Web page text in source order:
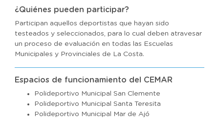
¿Quiénes pueden participar?
Participan aquellos deportistas que hayan sido
testeados y seleccionados, para lo cual deben atravesar
un proceso de evaluación en todas las Escuelas
Municipales y Provinciales de La Costa.
Espacios de funcionamiento del CEMAR
Polideportivo Municipal San Clemente
Polideportivo Municipal Santa Teresita
Polideportivo Municipal Mar de Ajó